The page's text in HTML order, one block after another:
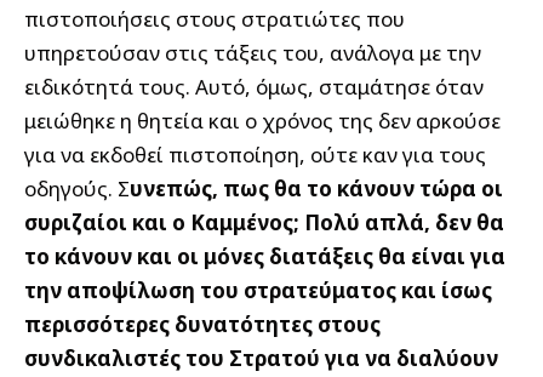
πιστοποιήσεις στους στρατιώτες που
υπηρετούσαν στις τάξεις του, ανάλογα με την
ειδικότητά τους. Αυτό, όμως, σταμάτησε όταν
μειώθηκε η θητεία και ο χρόνος της δεν αρκούσε
για να εκδοθεί πιστοποίηση, ούτε καν για τους
οδηγούς. Συνεπώς, πως θα το κάνουν τώρα οι
συριζαίοι και ο Καμμένος; Πολύ απλά, δεν θα
το κάνουν και οι μόνες διατάξεις θα είναι για
την αποψίλωση του στρατεύματος και ίσως
περισσότερες δυνατότητες στους
συνδικαλιστές του Στρατού για να διαλύουν